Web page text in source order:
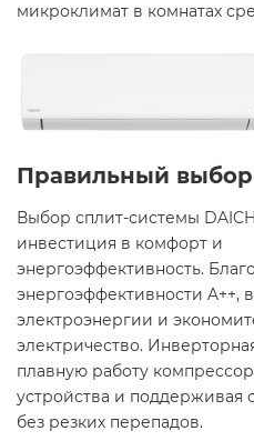
микроклимат в комнатах
Правильный
Выбор сплит-системы
инвестиция в комфорт и
энергоэффективность.
энергоэффективности A++,
электроэнергии и
электричество.
плавную работу
устройства и поддерживая
без резких перепадов.​